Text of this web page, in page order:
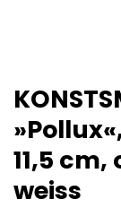
11,5
weiss